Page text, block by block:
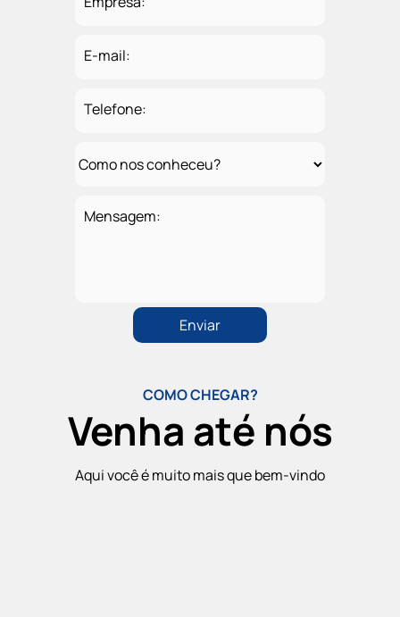
E-mail:
Telefone:
Mensagem:
COMO CHEGAR?
Venha até nós
Aqui você é muito mais que bem-vindo